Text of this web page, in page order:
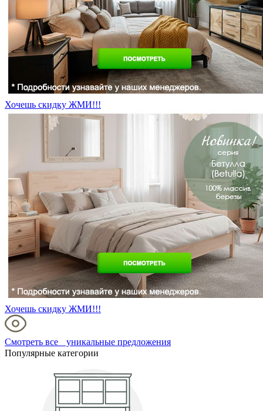
Хочешь скидку ЖМИ!!!
Хочешь скидку ЖМИ!!!
Смотреть все уникальные предложения
Популярные категории